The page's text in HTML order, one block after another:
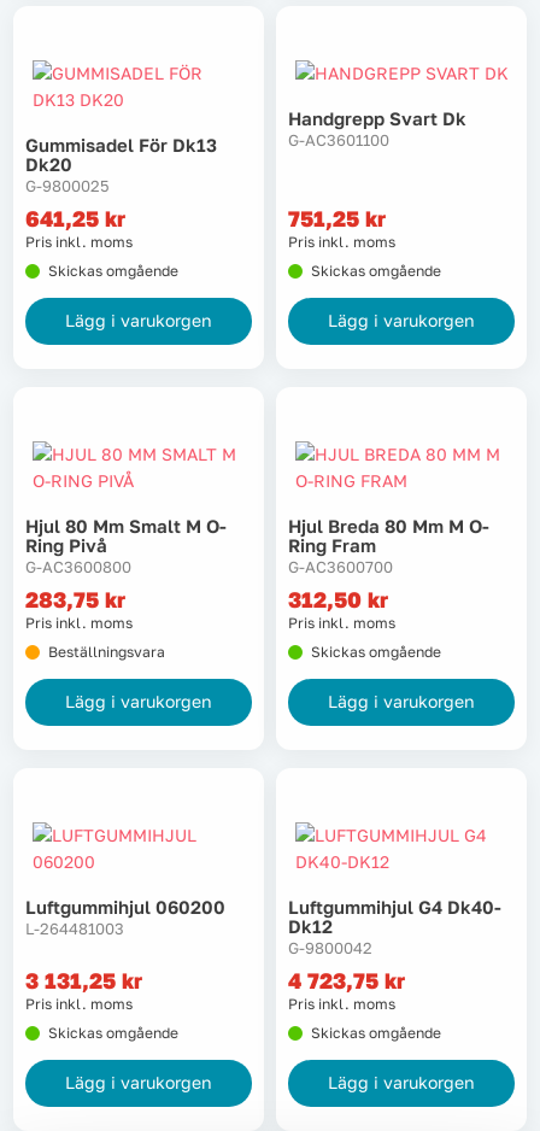
Gummisadel För Dk13
Dk20
G-9800025
641,25 kr
Pris inkl. moms
Skickas omgående
Lägg i varukorgen
Handgrepp Svart Dk
G-AC3601100
751,25 kr
Pris inkl. moms
Skickas omgående
Lägg i varukorgen
Hjul 80 Mm Smalt M O-
Ring Pivå
G-AC3600800
283,75 kr
Pris inkl. moms
Beställningsvara
Lägg i varukorgen
Hjul Breda 80 Mm M O-
Ring Fram
G-AC3600700
312,50 kr
Pris inkl. moms
Skickas omgående
Lägg i varukorgen
Luftgummihjul 060200
L-264481003
3 131,25 kr
Pris inkl. moms
Skickas omgående
Lägg i varukorgen
Luftgummihjul G4 Dk40-
Dk12
G-9800042
4 723,75 kr
Pris inkl. moms
Skickas omgående
Lägg i varukorgen